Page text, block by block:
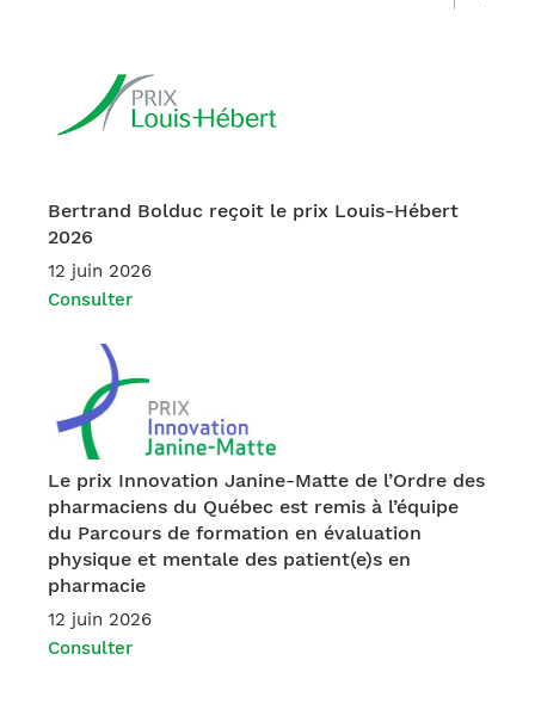
Bertrand Bolduc reçoit le prix Louis-Hébert
2026
12 juin 2026
Consulter
Le prix Innovation Janine-Matte de l’Ordre des
pharmaciens du Québec est remis à l’équipe
du Parcours de formation en évaluation
physique et mentale des patient(e)s en
pharmacie
12 juin 2026
Consulter